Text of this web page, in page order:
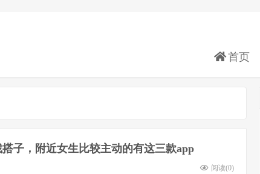
首页
子，附近女生比较主动的有这三款app
阅读(0)